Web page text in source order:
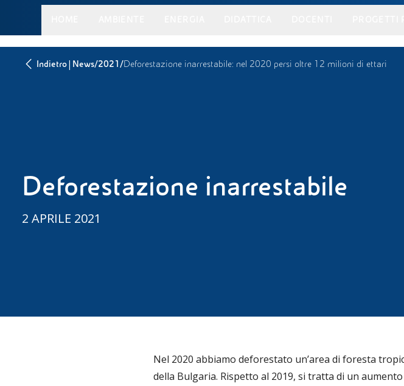
Indietro| News/2021/Deforestazione inarrestabile: nel 2020 persi oltre 12 milioni di ettari
Deforestazione inarrestabile
2 APRILE 2021
Nel 2020 abbiamo deforestato un’area di foresta
della Bulgaria. Rispetto al 2019, si tratta di un